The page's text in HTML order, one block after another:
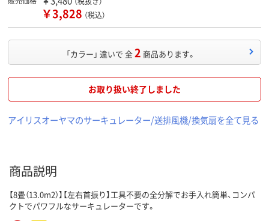
￥3,828 （税込）
「カラー」 違いで 全2 商品あります。
お取り扱い終了しました
アイリスオーヤマのサーキュレーター/送排風機/換気扇を全て見る
商品説明
【8畳（13.0m2）】【左右首振り】工具不要の全分解でお手入れ簡単、コンパ
クトでパワフルなサーキュレーターです。